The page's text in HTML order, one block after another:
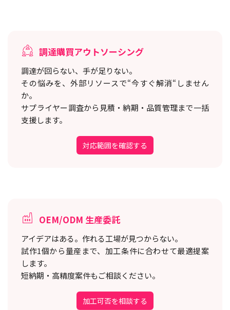
調達購買アウトソーシング
調達が回らない、手が足りない。
その悩みを、外部リソースで“今すぐ解消“しません
か。
サプライヤー調査から見積・納期・品質管理まで一括
支援します。
対応範囲を確認する
OEM/ODM 生産委託
アイデアはある。作れる工場が見つからない。
試作1個から量産まで、加工条件に合わせて最適提案
します。
短納期・高精度案件もご相談ください。
加工可否を相談する